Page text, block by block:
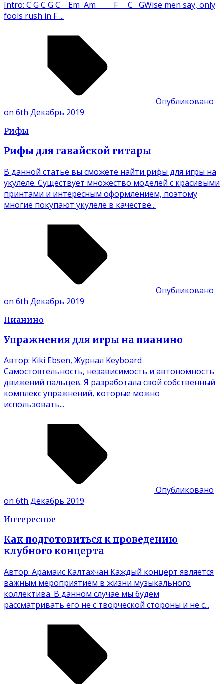
Intro: C G C G C Em Am F C GWise men say, only
fools rush in F ...
Опубликовано
on 6th Декабрь 2019
Рифы
Рифы для гавайской гитары
В данной статье вы сможете найти рифы для игры на
укулеле. Существует множество моделей с красивыми
принтами и интересным оформлением, поэтому
многие покупают укулеле в качестве...
Опубликовано
on 6th Декабрь 2019
Пианино
Упражнения для игры на пианино
Автор: Kiki Ebsen, Журнал Keyboard
Самостоятельность, независимость и автономность
движений пальцев. Я разработала свой собственный
комплекс упражнений, которые можно
использовать...
Опубликовано
on 6th Декабрь 2019
Интересное
Как подготовиться к проведению
клубного концерта
Автор: Арамаис Калтахчан Каждый концерт является
важным мероприятием в жизни музыкального
коллектива. В данном случае мы будем
рассматривать его не с творческой стороны и не с...